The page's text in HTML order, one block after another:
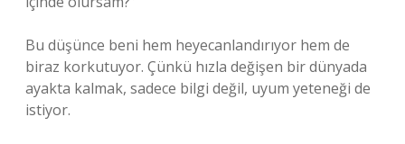
Bu düşünce beni hem heyecanlandırıyor hem de
biraz korkutuyor. Çünkü hızla değişen bir dünyada
ayakta kalmak, sadece bilgi değil, uyum yeteneği de
istiyor.